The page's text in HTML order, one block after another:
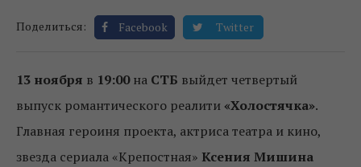
Поделиться: Facebook Twitter
13 ноября в 19:00на СТБ выйдет четвертый
выпуск романтического реалити «Холостячка».
Главная героиня проекта, актриса театра и кино,
звезда сериала «Крепостная» Ксения Мишина